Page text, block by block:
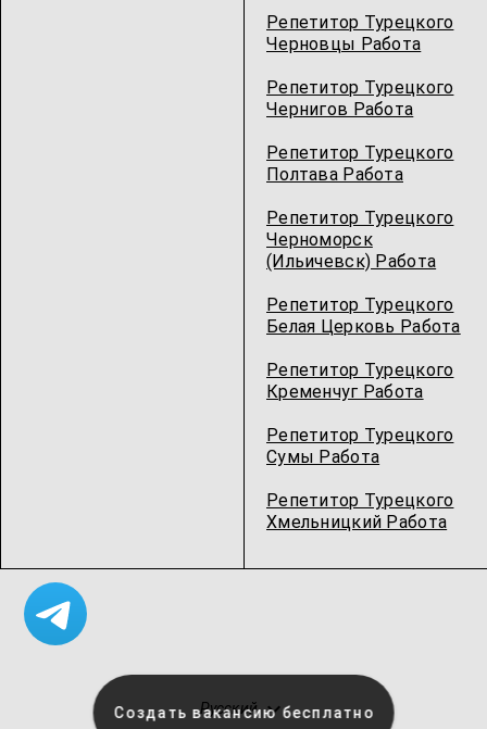
Репетитор Турецкого
Черновцы Работа
Репетитор Турецкого
Чернигов Работа
Репетитор Турецкого
Полтава Работа
Репетитор Турецкого
Черноморск
(Ильичевск) Работа
Репетитор Турецкого
Белая Церковь Работа
Репетитор Турецкого
Кременчуг Работа
Репетитор Турецкого
Сумы Работа
Репетитор Турецкого
Хмельницкий Работа
Русский
Создать вакансию бесплатно